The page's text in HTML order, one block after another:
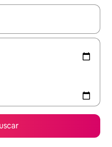
navega con las